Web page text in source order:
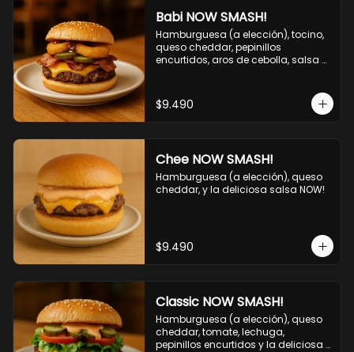
Babi NOW SMASH!
Hamburguesa (a elección), tocino,
queso cheddar, pepinillos
encurtidos, aros de cebolla, salsa
$9.490
Chee NOW SMASH!
Hamburguesa (a elección), queso
cheddar, y la deliciosa salsa NOW!
$9.490
Classic NOW SMASH!
Hamburguesa (a elección), queso
cheddar, tomate, lechuga,
pepinillos encurtidos y la deliciosa